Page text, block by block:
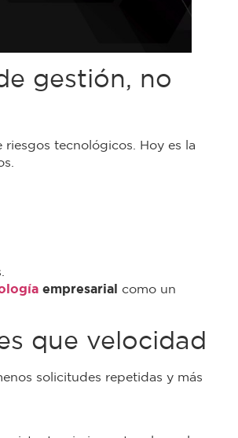
gestión, no
tecnológicos. Hoy es la
empresarial
como un
que velocidad
solicitudes repetidas y más